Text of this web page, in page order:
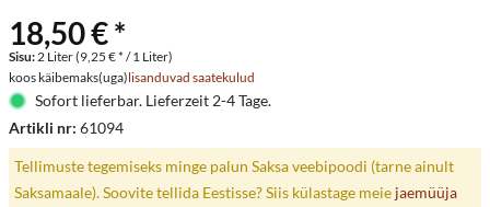
18,50 € *
Sisu:2 Liter (9,25 € * / 1 Liter)
koos käibemaks(uga)lisanduvad saatekulud
Sofort lieferbar. Lieferzeit 2-4 Tage.
Artikli nr: 61094
Tellimuste tegemiseks minge palun Saksa veebipoodi (tarne ainult
Saksamaale). Soovite tellida Eestisse? Siis külastage meie jaemüüja